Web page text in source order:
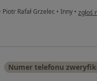
Piotr Rafał Grzelec • Inny • w
zgłoś
Numer telefonu